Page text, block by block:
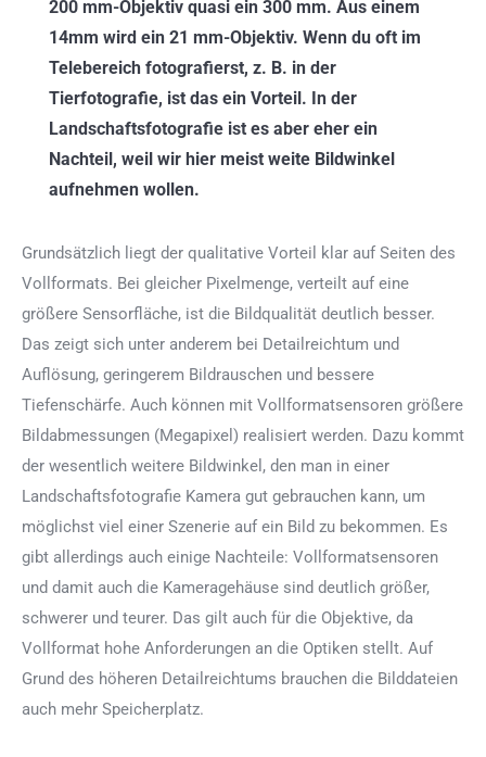
200 mm-Objektiv quasi ein 300 mm. Aus einem
14mm wird ein 21 mm-Objektiv. Wenn du oft im
Telebereich fotografierst, z. B. in der
Tierfotografie, ist das ein Vorteil. In der
Landschaftsfotografie ist es aber eher ein
Nachteil, weil wir hier meist weite Bildwinkel
aufnehmen wollen.
Grundsätzlich liegt der qualitative Vorteil klar auf Seiten des
Vollformats. Bei gleicher Pixelmenge, verteilt auf eine
größere Sensorfläche, ist die Bildqualität deutlich besser.
Das zeigt sich unter anderem bei Detailreichtum und
Auflösung, geringerem Bildrauschen und bessere
Tiefenschärfe. Auch können mit Vollformatsensoren größere
Bildabmessungen (Megapixel) realisiert werden. Dazu kommt
der wesentlich weitere Bildwinkel, den man in einer
Landschaftsfotografie Kamera gut gebrauchen kann, um
möglichst viel einer Szenerie auf ein Bild zu bekommen. Es
gibt allerdings auch einige Nachteile: Vollformatsensoren
und damit auch die Kameragehäuse sind deutlich größer,
schwerer und teurer. Das gilt auch für die Objektive, da
Vollformat hohe Anforderungen an die Optiken stellt. Auf
Grund des höheren Detailreichtums brauchen die Bilddateien
auch mehr Speicherplatz.